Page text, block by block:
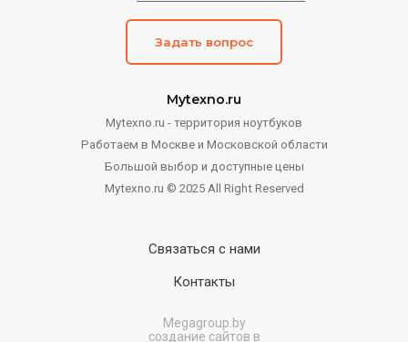
Mytexno.ru
Mytexno.ru - территория ноутбуков
Работаем в Москве и Московской области
Большой выбор и доступные цены
Mytexno.ru © 2025 All Right Reserved
Задать вопрос
Связаться с нами
Контакты
Megagroup.by
создание сайтов в